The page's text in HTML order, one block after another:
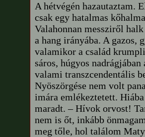
A hétvégén hazautaztam.
csak egy hatalmas
Valahonnan messziről
a hang irányába. A gazos,
valamikor a család
sáros, húgyos
valami transzcendentális
Nyöszörgése nem volt
imára emlékeztetett.
maradt. – Hívok orvost!
nem is őt, inkább
meg tőle, hol találom